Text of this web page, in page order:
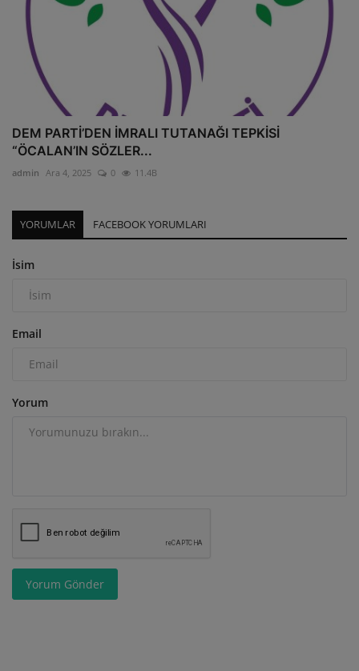
DEM PARTİ’DEN İMRALI TUTANAĞI TEPKİSİ
“ÖCALAN’IN SÖZLER...
admin Ara 4, 2025 0 11.4B
YORUMLAR FACEBOOK YORUMLARI
İsim
Email
Yorum
Yorum Gönder